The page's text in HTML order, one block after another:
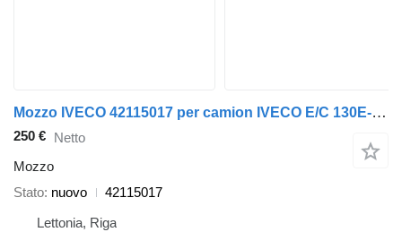
Mozzo IVECO 42115017 per camion IVECO E/C 130E-150E
250 € Netto
Mozzo
Stato nuovo
42115017
Lettonia, Riga